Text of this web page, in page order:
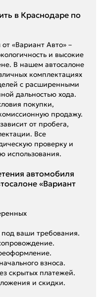
в Краснодаре по
«Вариант Авто» –
и высокие
В нашем автосалоне
комплектациях
с расширенными
дальностью хода.
покупки,
продажу.
от пробега,
Все
проверку и
использования.
автомобиля
«Вариант
ваши требования.
взноса.
скрытых платежей.
и скидки.